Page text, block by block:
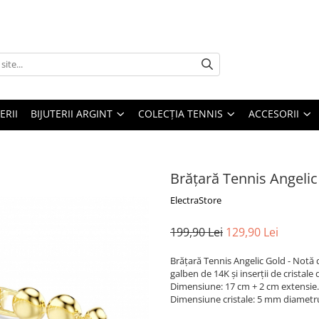
BIJUTERII ARGINT COLECȚIA TENNIS ACCESORII
Brățară Tennis
ElectraStore
199,90 Lei 129,90 Lei
Brățară Tennis Angelic Gold -
galben de 14K și inserții de
Dimensiune: 17 cm + 2 cm extensie.
Dimensiune cristale: 5 mm